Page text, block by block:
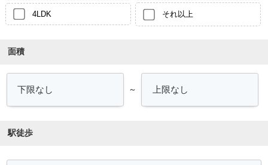
4LDK それ以上
面積
～
駅徒歩